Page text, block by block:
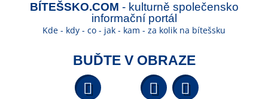
BÍTEŠSKO.COM - kulturně společensko
informační portál
Kde - kdy - co - jak - kam - za kolik na bítešsku
BUĎTE V OBRAZE
Facebook YouTube